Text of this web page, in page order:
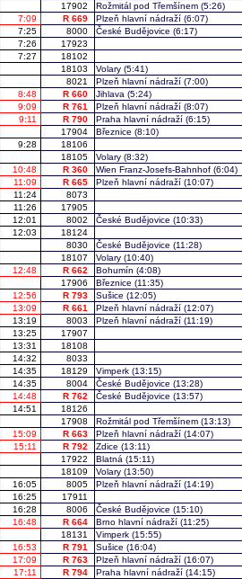
17902 Rožmitál pod Třemšínem (5:26)
7:09 R 669 Plzeň hlavní nádraží (6:07)
7:25 8000 České Budějovice (6:17)
7:26
17923
7:27
18102
18103 Volary (5:41)
8021 Plzeň hlavní nádraží (7:00)
8:48 R 660 Jihlava (5:24)
9:09 R 761 Plzeň hlavní nádraží (8:07)
9:11 R 790 Praha hlavní nádraží (6:15)
17904 Březnice (8:10)
9:28
18106
18105 Volary (8:32)
10:48 R 360 Wien Franz-Josefs-Bahnhof (6:04)
11:09 R 665 Plzeň hlavní nádraží (10:07)
11:24
8073
11:26
17905
12:01 8002 České Budějovice (10:33)
12:03
18124
8030 České Budějovice (11:28)
18107 Volary (10:40)
12:48 R 662 Bohumín (4:08)
17906 Březnice (11:35)
12:56 R 793 Sušice (12:05)
13:09 R 661 Plzeň hlavní nádraží (12:07)
13:19 8003 Plzeň hlavní nádraží (11:19)
13:25
17907
13:31
18108
14:32
8033
14:35 18129 Vimperk (13:15)
14:35 8004 České Budějovice (13:28)
14:48 R 762 České Budějovice (13:57)
14:51
18126
17908 Rožmitál pod Třemšínem (13:13)
15:09 R 663 Plzeň hlavní nádraží (14:07)
15:11 R 792 Zdice (13:11)
17922 Blatná (15:11)
18109 Volary (13:50)
16:05 8005 Plzeň hlavní nádraží (14:19)
16:25
17911
16:28 8006 České Budějovice (15:10)
16:48 R 664 Brno hlavní nádraží (11:25)
18131 Vimperk (15:55)
16:53 R 791 Sušice (16:04)
17:09 R 763 Plzeň hlavní nádraží (16:07)
17:11 R 794 Praha hlavní nádraží (14:15)